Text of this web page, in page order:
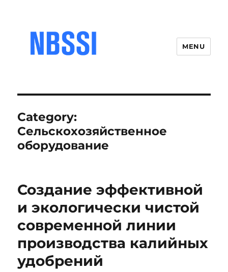
MENU
Category:
Сельскохозяйственное
оборудование
Создание эффективной
и экологически чистой
современной линии
производства калийных
удобрений